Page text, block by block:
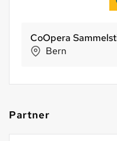
CoOpera
Bern
Partner